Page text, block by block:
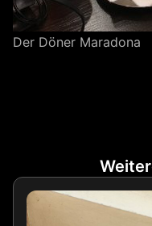
Der Döner Maradona